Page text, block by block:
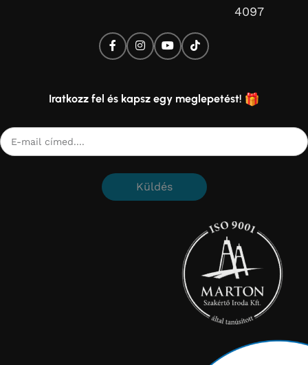
4097
Iratkozz fel és kapsz egy meglepetést!
Küldés